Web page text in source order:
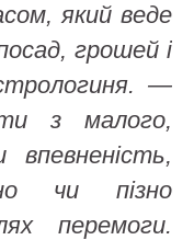
який веде
грошей і
—
з малого,
чи пізно
перемоги.